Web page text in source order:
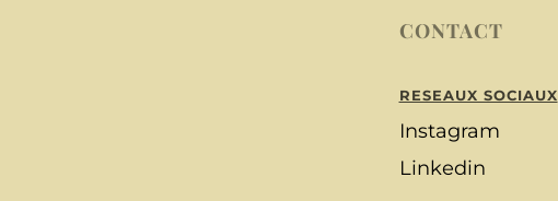
CONTACT
RESEAUX SOCIAUX
Instagram
Linkedin